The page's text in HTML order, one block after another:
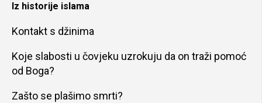
Iz historije islama
Kontakt s džinima
Koje slabosti u čovjeku uzrokuju da on traži pomoć
od Boga?
Zašto se plašimo smrti?